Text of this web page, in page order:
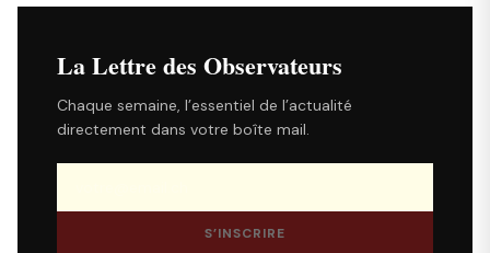
La Lettre des Observateurs
Chaque semaine, l’essentiel de l’actualité
directement dans votre boîte mail.
S’INSCRIRE